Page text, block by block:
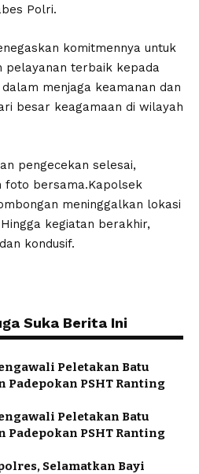
Polri.
komitmennya untuk
pelayanan terbaik kepada
menjaga keamanan dan
besar keagamaan di wilayah
pengecekan selesai,
foto bersama.Kapolsek
meninggalkan lokasi
kegiatan berakhir,
kondusif.
Suka Berita Ini
Peletakan Batu
Padepokan PSHT Ranting
Peletakan Batu
Padepokan PSHT Ranting
Selamatkan Bayi